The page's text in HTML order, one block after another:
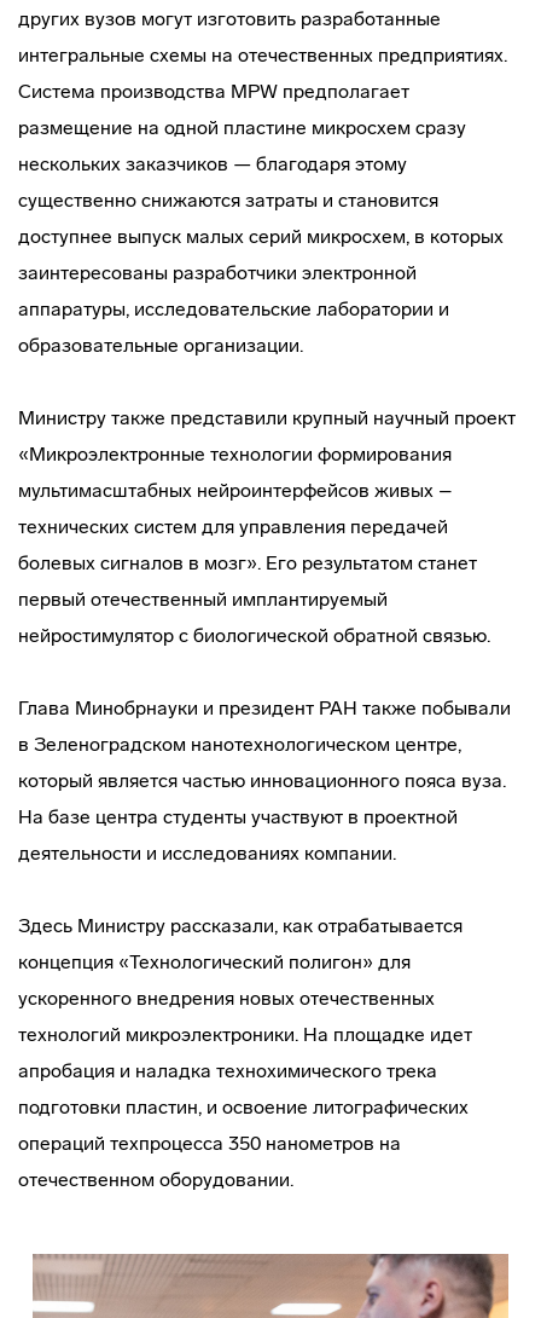
других вузов могут изготовить разработанные
интегральные схемы на отечественных предприятиях.
Система производства MPW предполагает
размещение на одной пластине микросхем сразу
нескольких заказчиков — благодаря этому
существенно снижаются затраты и становится
доступнее выпуск малых серий микросхем, в которых
заинтересованы разработчики электронной
аппаратуры, исследовательские лаборатории и
образовательные организации.
Министру также представили крупный научный проект
«Микроэлектронные технологии формирования
мультимасштабных нейроинтерфейсов живых –
технических систем для управления передачей
болевых сигналов в мозг». Его результатом станет
первый отечественный имплантируемый
нейростимулятор с биологической обратной связью.
Глава Минобрнауки и президент РАН также побывали
в Зеленоградском нанотехнологическом центре,
который является частью инновационного пояса вуза.
На базе центра студенты участвуют в проектной
деятельности и исследованиях компании.
Здесь Министру рассказали, как отрабатывается
концепция «Технологический полигон» для
ускоренного внедрения новых отечественных
технологий микроэлектроники. На площадке идет
апробация и наладка технохимического трека
подготовки пластин, и освоение литографических
операций техпроцесса 350 нанометров на
отечественном оборудовании.